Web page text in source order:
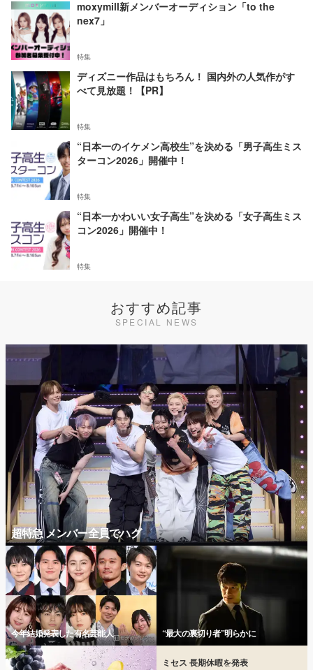
moxymill新メンバーオーディション「to the
nex7」
特集
ディズニー作品はもちろん！ 国内外の人気作がす
べて見放題！【PR】
特集
“日本一のイケメン高校生”を決める「男子高生ミス
ターコン2026」開催中！
特集
“日本一かわいい女子高生”を決める「女子高生ミス
コン2026」開催中！
特集
おすすめ記事
SPECIAL NEWS
超特急 メンバー全員でハグ
今年結婚発表した有名芸能人 “最大の裏切り者”明らかに
ミセス 長期休暇を発表